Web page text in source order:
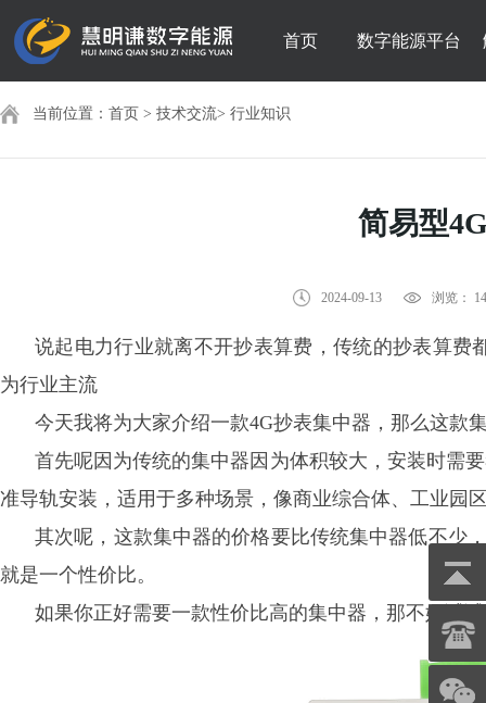
首页 数字能源平台
当前位置： 首页 > 技术交流> 行业知识
简易型
2024-09-13 浏览：
说起电力行业就离不开抄表算费，传统的抄表算费
为行业主流
今天我将为大家介绍一款4G抄表集中器，那么这款
首先呢因为传统的集中器因为体积较大，安装时需
准导轨安装，适用于多种场景，像商业综合体、工业园
其次呢，这款集中器的价格要比传统集中器低不少
就是一个性价比。
如果你正好需要一款性价比高的集中器，那不妨试